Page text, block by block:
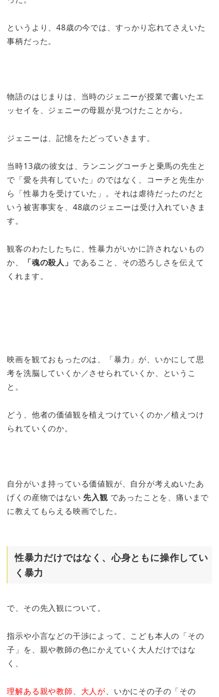
というより、48歳の今では、すっかり忘れてさえいた
事柄だった。
物語のはじまりは、当時のジェニーが授業で書いたエ
ッセイを、ジェニーの母親が見つけたことから。
ジェニーは、記憶をたどっていきます。
当時13歳の彼女は、ランニングコーチと乗馬の先生と
で「愛を共有していた」のではなく、コーチと先生か
ら「性暴力を受けていた」。それは虐待だったのだと
いう被害事実を、48歳のジェニーは受け入れていきま
す。
観客のわたしたちに、性暴力がいかに許されないもの
か、
「魂の殺人」 であること、その恐ろしさを伝えて
くれます。
映画を観ておもったのは、「暴力」が、いかにして思
考を洗脳していくか／させられていくか、というこ
と。
どう、他者の価値観を植えつけていくのか／植えつけ
られていくのか。
自分がいま持っている価値観が、自分が考えぬいたあ
げくの産物ではない 先入観であったことを、痛いまで
に教えてもらえる映画でした。
性暴力だけではなく、心身ともに操作してい
く暴力
で、その先入観について。
指示や小言などの干渉によって、こども本人の「その
子」を、親や教師の色にかえていく大人だけではな
く、
理解ある親や教師、大人が、いかにその子の「その